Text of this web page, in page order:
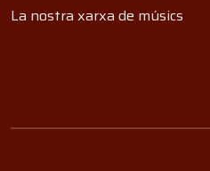
La nostra xarxa de músics